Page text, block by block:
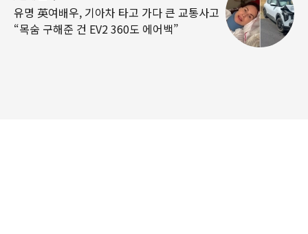
유명 英여배우, 기아차 타고 가다 큰 교통사고
“목숨 구해준 건 EV2 360도 에어백”